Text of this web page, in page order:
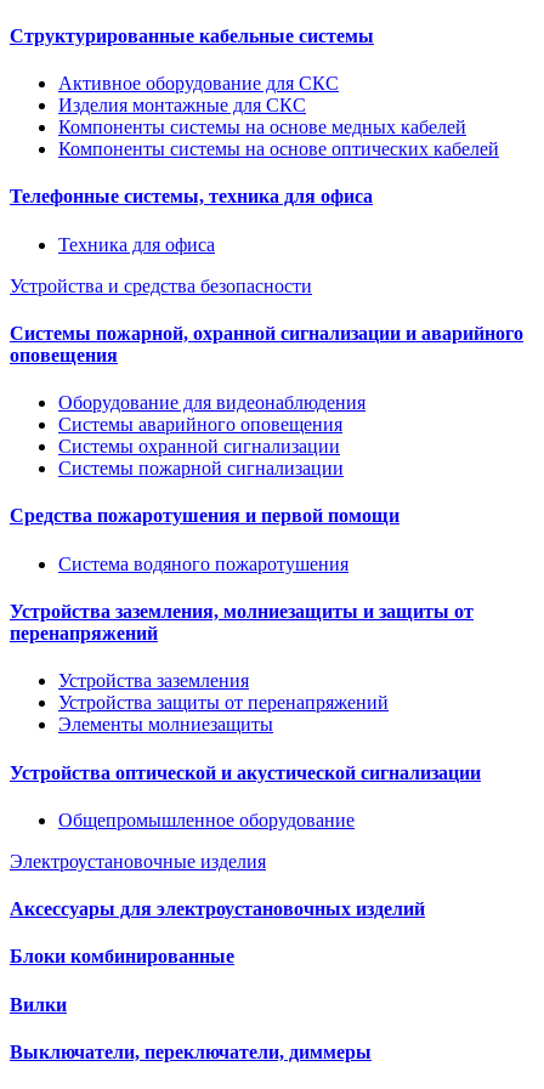
Структурированные кабельные системы
Активное оборудование для СКС
Изделия монтажные для СКС
Компоненты системы на основе медных кабелей
Компоненты системы на основе оптических кабелей
Телефонные системы, техника для офиса
Техника для офиса
Устройства и средства безопасности
Системы пожарной, охранной сигнализации и аварийного
оповещения
Оборудование для видеонаблюдения
Системы аварийного оповещения
Системы охранной сигнализации
Системы пожарной сигнализации
Средства пожаротушения и первой помощи
Система водяного пожаротушения
Устройства заземления, молниезащиты и защиты от
перенапряжений
Устройства заземления
Устройства защиты от перенапряжений
Элементы молниезащиты
Устройства оптической и акустической сигнализации
Общепромышленное оборудование
Электроустановочные изделия
Аксессуары для электроустановочных изделий
Блоки комбинированные
Вилки
Выключатели, переключатели, диммеры